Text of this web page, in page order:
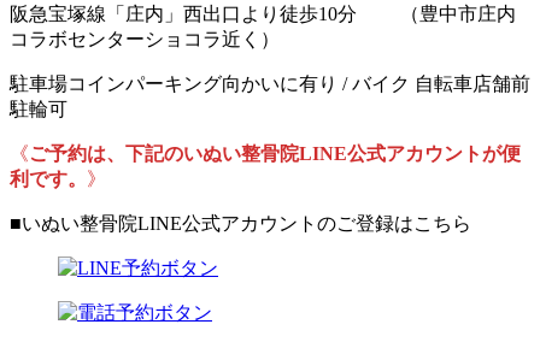
阪急宝塚線「庄内」西出口より徒歩10分 （豊中市庄内
コラボセンターショコラ近く）
駐車場コインパーキング向かいに有り / バイク 自転車店舗前
駐輪可
《ご予約は、下記のいぬい整骨院LINE公式アカウントが便
利です。 》
■いぬい整骨院LINE公式アカウントのご登録はこちら